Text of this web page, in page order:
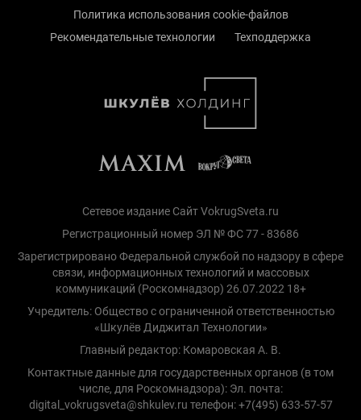
Политика использования cookie-файлов
Рекомендательные технологии
Техподдержка
Сетевое издание Сайт VokrugSveta.ru
Регистрационный номер ЭЛ № ФС 77 - 83686
Зарегистрировано Федеральной службой по надзору в сфере
связи, информационных технологий и массовых
коммуникаций (Роскомнадзор) 26.07.2022 18+
Учредитель: Общество с ограниченной ответственностью
«Шкулёв Диджитал Технологии»
Главный редактор: Комаровская А. В.
Контактные данные для государственных органов (в том
числе, для Роскомнадзора): Эл. почта:
digital_vokrugsveta@shkulev.ru телефон: +7(495) 633-57-57